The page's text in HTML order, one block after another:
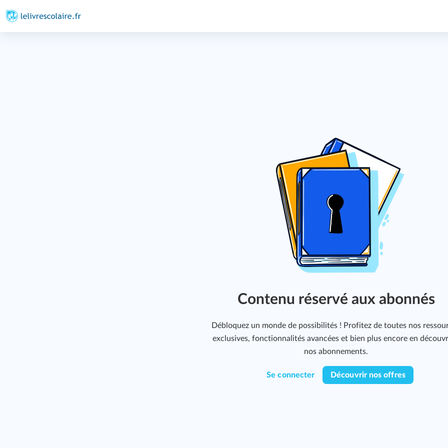
Contenu réservé aux abonnés
Débloquez un monde de possibilités ! Profitez de toutes nos
exclusives, fonctionnalités avancées et bien plus encore en
nos abonnements.
Se connecter Découvrir nos offres